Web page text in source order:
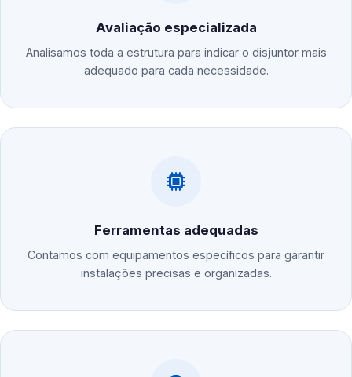
Avaliação especializada
Analisamos toda a estrutura para indicar o disjuntor mais
adequado para cada necessidade.
Ferramentas adequadas
Contamos com equipamentos específicos para garantir
instalações precisas e organizadas.